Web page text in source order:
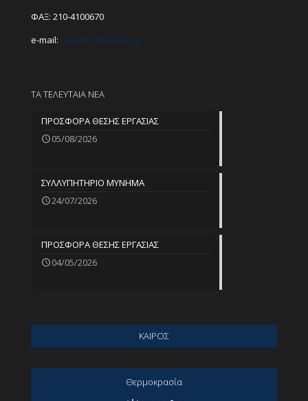
ΦΑΞ: 210-4100670
e-mail: peathen@otenet.gr
ΤΑ ΤΕΛΕΥΤΑΙΑ ΝΕΑ
ΠΡΟΣΦΟΡΑ ΘΕΣΗΣ ΕΡΓΑΣΙΑΣ
05/08/2026
ΣΥΛΛΥΠΗΤΗΡΙΟ ΜΥΝΗΜΑ
24/07/2026
ΠΡΟΣΦΟΡΑ ΘΕΣΗΣ ΕΡΓΑΣΙΑΣ
04/05/2026
ΚΑΙΡΟΣ
Θερμοκρασία